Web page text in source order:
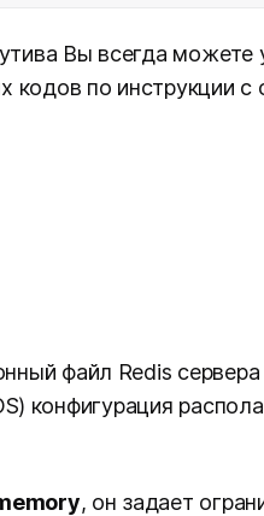
Вы всегда
по инструкции с
файл Redis
конфигурация
, он задает